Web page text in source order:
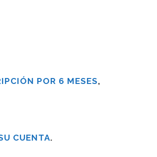
POR 6 MESES,
CUENTA.